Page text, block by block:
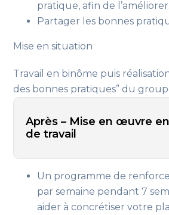
pratique, afin de l’améliorer
Partager les bonnes
Mise en situation
Travail en binôme puis
des bonnes pratiques” du
Après – Mise en œuvre
de travail
Un programme de
par semaine pendant 7
aider à concrétiser votre